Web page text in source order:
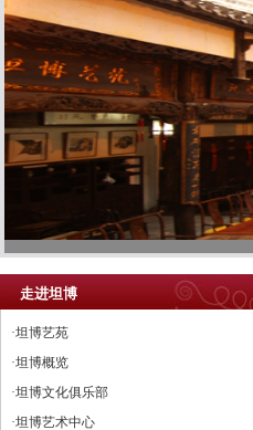
走进坦博
·坦博艺苑
·坦博概览
·坦博文化俱乐部
·坦博艺术中心